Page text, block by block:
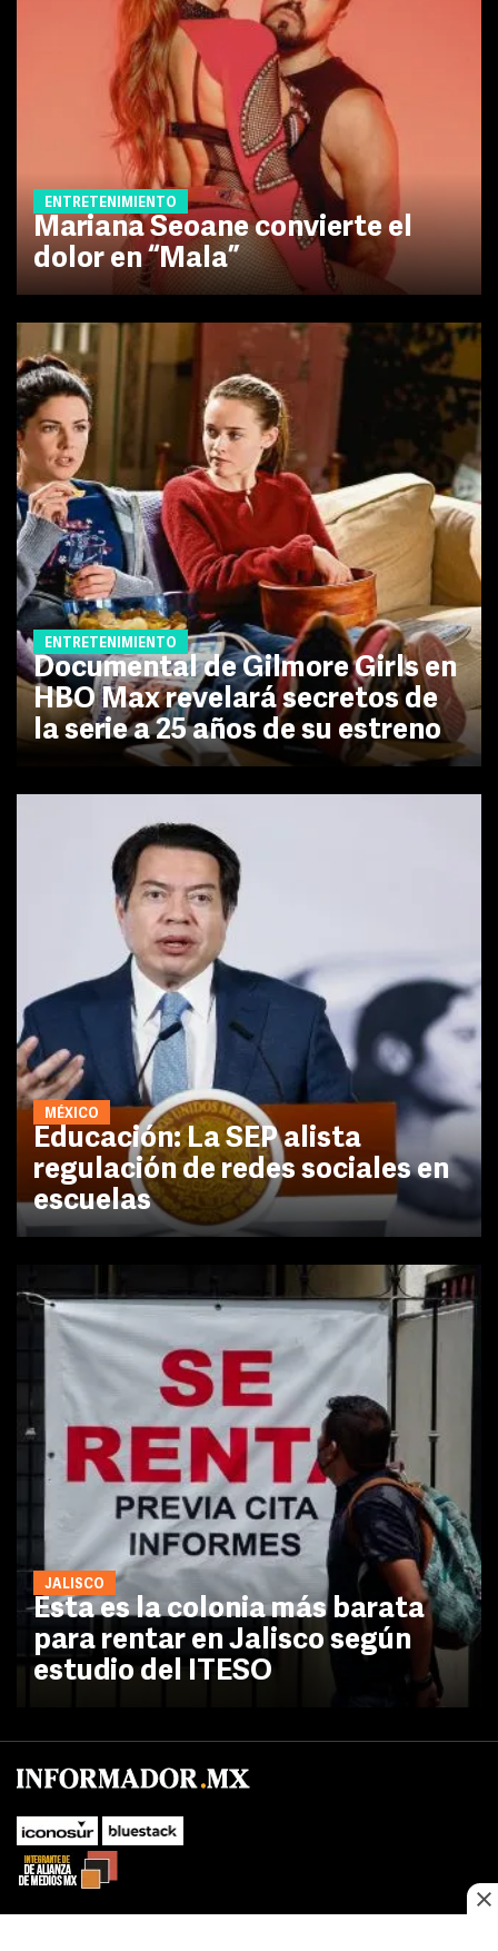
ENTRETENIMIENTO
Mariana Seoane convierte el
dolor en “Mala”
ENTRETENIMIENTO
Documental de Gilmore Girls en
HBO Max revelará secretos de
la serie a 25 años de su estreno
MÉXICO
Educación: La SEP alista
regulación de redes sociales en
escuelas
JALISCO
Esta es la colonia más barata
para rentar en Jalisco según
estudio del ITESO